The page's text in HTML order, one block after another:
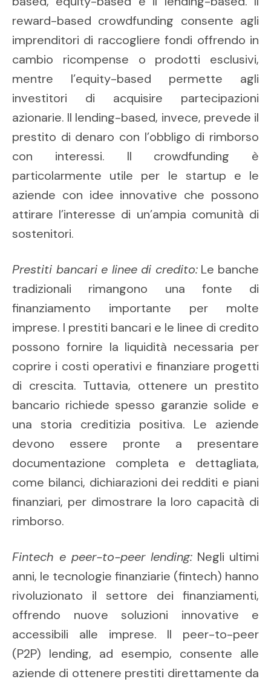
reward-based crowdfunding consente agli
imprenditori di raccogliere fondi offrendo in
cambio ricompense o prodotti esclusivi,
mentre l’equity-based permette agli
investitori di acquisire partecipazioni
azionarie. Il lending-based, invece, prevede il
prestito di denaro con l’obbligo di rimborso
con interessi. Il crowdfunding è
particolarmente utile per le startup e le
aziende con idee innovative che possono
attirare l’interesse di un’ampia comunità di
sostenitori.
Prestiti bancari e linee di credito:Le banche
tradizionali rimangono una fonte di
finanziamento importante per molte
imprese. I prestiti bancari e le linee di credito
possono fornire la liquidità necessaria per
coprire i costi operativi e finanziare progetti
di crescita. Tuttavia, ottenere un prestito
bancario richiede spesso garanzie solide e
una storia creditizia positiva. Le aziende
devono essere pronte a presentare
documentazione completa e dettagliata,
come bilanci, dichiarazioni dei redditi e piani
finanziari, per dimostrare la loro capacità di
rimborso.
Fintech e peer-to-peer lending: Negli ultimi
anni, le tecnologie finanziarie (fintech) hanno
rivoluzionato il settore dei finanziamenti,
offrendo nuove soluzioni innovative e
accessibili alle imprese. Il peer-to-peer
(P2P) lending, ad esempio, consente alle
aziende di ottenere prestiti direttamente da